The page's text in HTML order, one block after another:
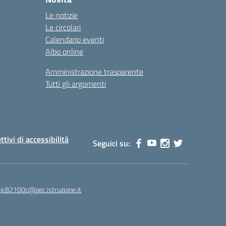
Le notizie
Le circolari
Calendario eventi
Albo online
Amministrazione trasparente
Tutti gli argomenti
di accessibilità Seguici su: